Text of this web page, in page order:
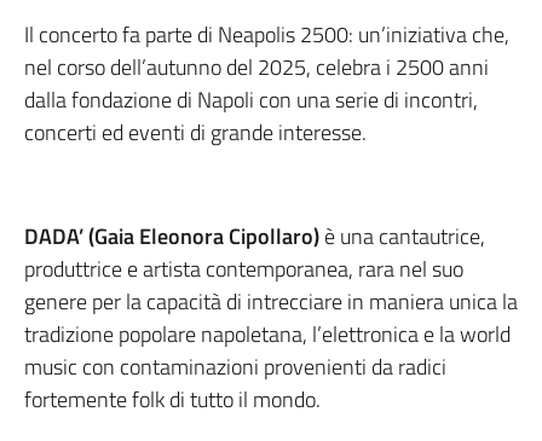
Il concerto fa parte di Neapolis 2500: un’iniziativa che,
nel corso dell’autunno del 2025, celebra i 2500 anni
dalla fondazione di Napoli con una serie di incontri,
concerti ed eventi di grande interesse.
DADA’ (Gaia Eleonora Cipollaro)è una cantautrice,
produttrice e artista contemporanea, rara nel suo
genere per la capacità di intrecciare in maniera unica la
tradizione popolare napoletana, l’elettronica e la world
music con contaminazioni provenienti da radici
fortemente folk di tutto il mondo.